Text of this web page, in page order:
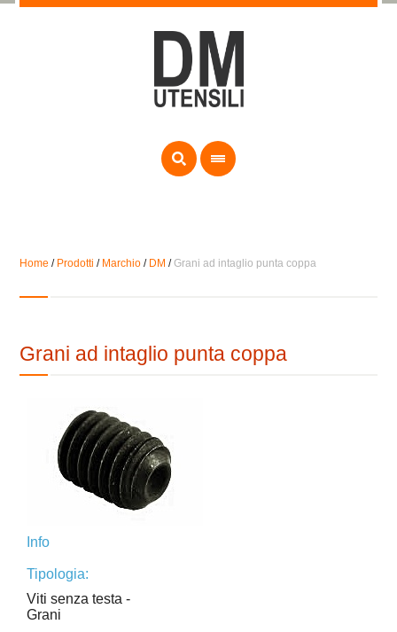
Home / Prodotti / Marchio / DM /Grani ad intaglio punta coppa
Grani ad intaglio punta coppa
Info
Tipologia:
Viti senza testa -
Grani